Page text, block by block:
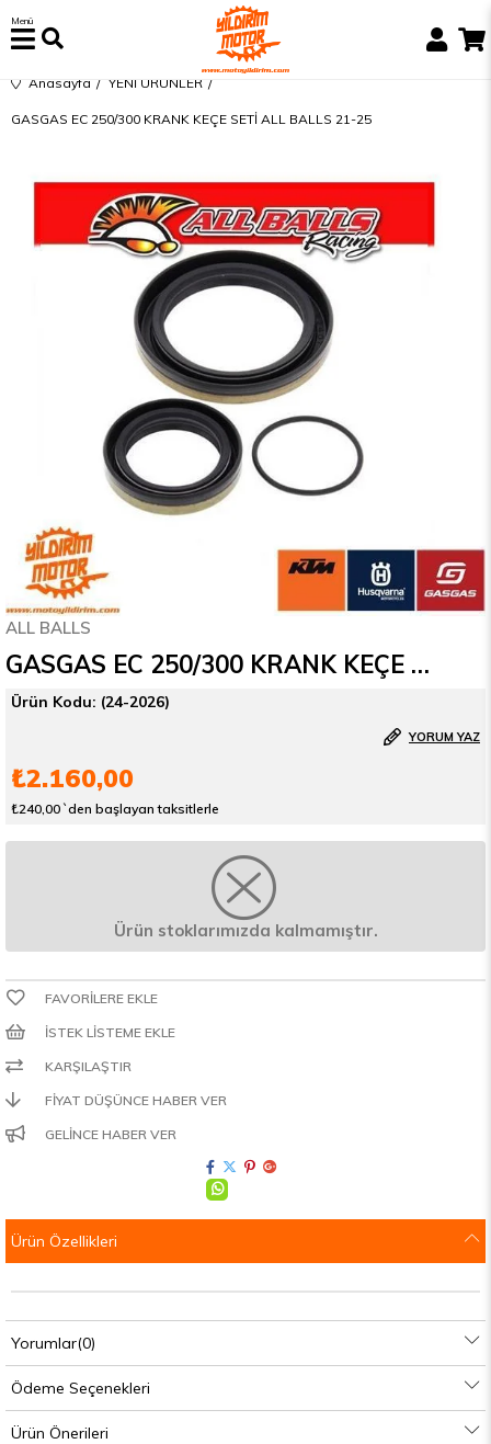
Menü
Anasayfa YENİ ÜRÜNLER
GASGAS EC 250/300 KRANK KEÇE SETİ ALL BALLS 21-25
ALL BALLS
GASGAS EC 250/300 KRANK KEÇE SETİ ALL BALLS 21-25
(24-2026)
YORUM YAZ
₺2.160,00
₺240,00 `den başlayan taksitlerle
Ürün stoklarımızda kalmamıştır.
FAVORILERE EKLE
İSTEK LISTEME EKLE
KARŞILAŞTIR
FIYAT DÜŞÜNCE HABER VER
GELINCE HABER VER
Ürün Özellikleri
Yorumlar(0)
Ödeme Seçenekleri
Ürün Önerileri